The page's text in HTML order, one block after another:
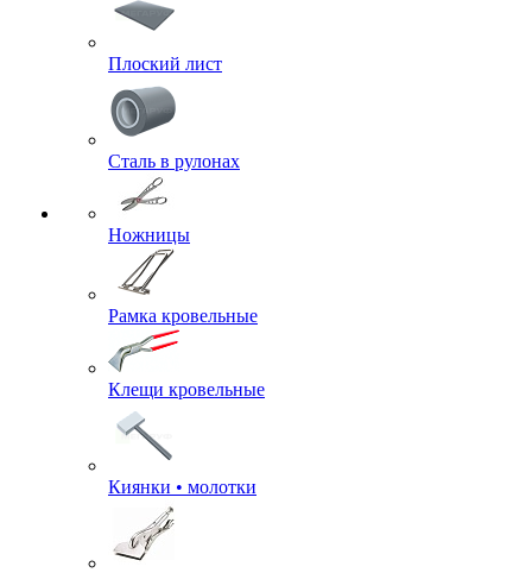
Плоский лист
Сталь в рулонах
Ножницы
Рамка кровельные
Клещи кровельные
Киянки • молотки